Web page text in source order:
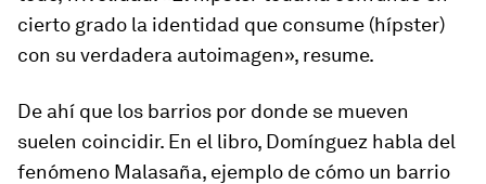
cierto grado la identidad que consume (hípster)
con su verdadera autoimagen», resume.
De ahí que los barrios por donde se mueven
suelen coincidir. En el libro, Domínguez habla del
fenómeno Malasaña, ejemplo de cómo un barrio